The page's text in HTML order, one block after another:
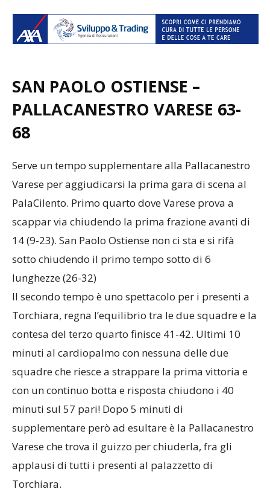
SAN PAOLO OSTIENSE –
PALLACANESTRO VARESE 63-
68
Serve un tempo supplementare alla Pallacanestro
Varese per aggiudicarsi la prima gara di scena al
PalaCilento. Primo quarto dove Varese prova a
scappar via chiudendo la prima frazione avanti di
14 (9-23). San Paolo Ostiense non ci sta e si rifà
sotto chiudendo il primo tempo sotto di 6
lunghezze (26-32)
Il secondo tempo è uno spettacolo per i presenti a
Torchiara, regna l’equilibrio tra le due squadre e la
contesa del terzo quarto finisce 41-42. Ultimi 10
minuti al cardiopalmo con nessuna delle due
squadre che riesce a strappare la prima vittoria e
con un continuo botta e risposta chiudono i 40
minuti sul 57 pari! Dopo 5 minuti di
supplementare però ad esultare è la Pallacanestro
Varese che trova il guizzo per chiuderla, fra gli
applausi di tutti i presenti al palazzetto di
Torchiara.